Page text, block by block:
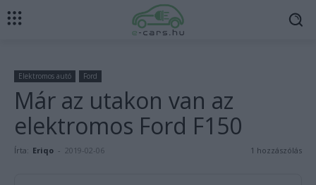
Elektromos autó Ford
Már az utakon van az
elektromos Ford F150
Írta: Eriqo - 2019-02-06 1 hozzászólás